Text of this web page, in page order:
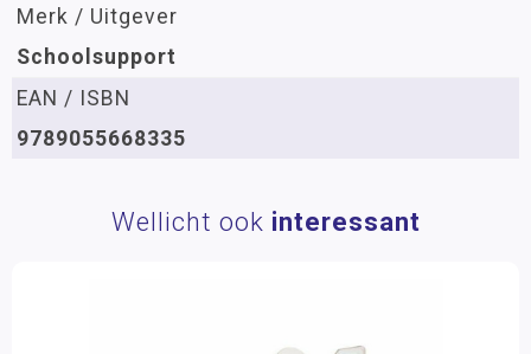
Merk / Uitgever
Schoolsupport
EAN / ISBN
9789055668335
Wellicht ook interessant